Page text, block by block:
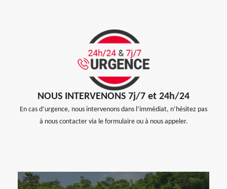
NOUS INTERVENONS 7j/7 et 24h/24
En cas d’urgence, nous intervenons dans l’immédiat, n’hésitez pas
à nous contacter via le formulaire ou à nous appeler.